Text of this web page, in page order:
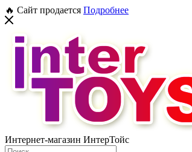
🔥 Сайт продается Подробнее
Интернет-магазин ИнтерТойс